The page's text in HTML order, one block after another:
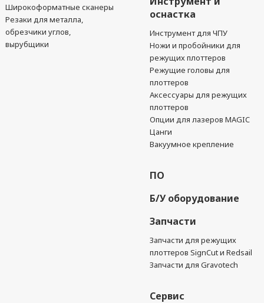
Широкоформатные сканеры
Резаки для металла,
обрезчики углов,
вырубщики
оснастка
Инструмент для ЧПУ
Ножи и пробойники для
режущих плоттеров
Режущие головы для
плоттеров
Аксессуары для режущих
плоттеров
Опции для лазеров MAGIC
Цанги
Вакуумное крепление
ПО
Б/У оборудование
Запчасти
Запчасти для режущих
плоттеров SignCut и Redsail
Запчасти для Gravotech
Сервис